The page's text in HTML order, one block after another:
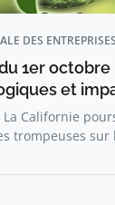
DES ENTREPRISES
1er octobre
et
La Californie
trompeuses sur